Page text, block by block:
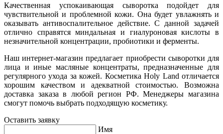
Качественная успокаивающая сыворотка подойдет для
чувствительной и проблемной кожи. Она будет увлажнять и
оказывать антивоспалительное действие. С данной задачей
отлично справятся миндальная и гиалуроновая кислоты в
незначительной концентрации, пробиотики и ферменты.
Наш интернет-магазин предлагает приобрести сыворотки для
лица и иные масляные концентраты, предназначенные для
регулярного ухода за кожей. Косметика Holy Land отличается
хорошим качеством и адекватной стоимостью. Возможна
доставка заказа в любой регион РФ. Менеджеры магазина
смогут помочь выбрать подходящую косметику.
Оставить заявку
Имя